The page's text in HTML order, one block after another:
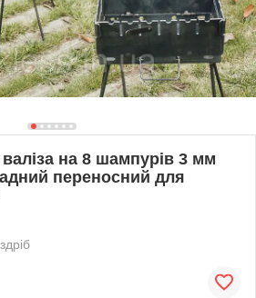
на 8 шампурів 3 мм
переносний для